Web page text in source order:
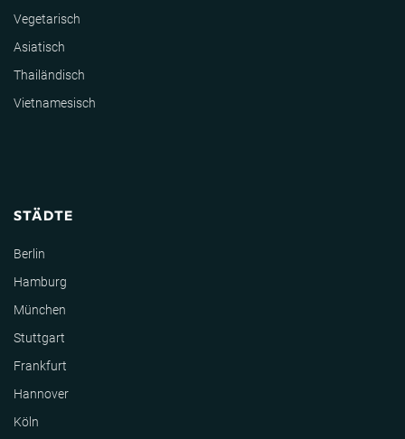
Vegetarisch
Asiatisch
Thailändisch
Vietnamesisch
STÄDTE
Berlin
Hamburg
München
Stuttgart
Frankfurt
Hannover
Köln